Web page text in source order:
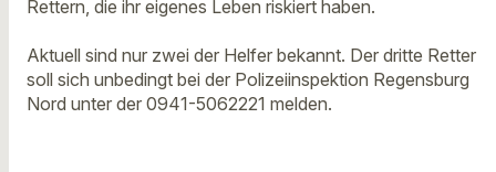
Rettern, die ihr eigenes Leben riskiert haben.
Aktuell sind nur zwei der Helfer bekannt. Der dritte Retter
soll sich unbedingt bei der Polizeiinspektion Regensburg
Nord unter der 0941-5062221 melden.